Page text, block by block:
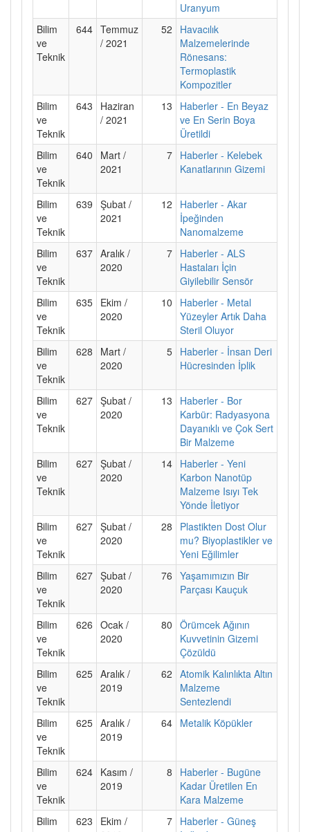
Uranyum
Bilim
ve
Teknik
644 Temmuz
/ 2021
52
Havacılık
Malzemelerinde
Rönesans:
Termoplastik
Kompozitler
Bilim
ve
Teknik
643
Haziran
/ 2021
13
Haberler - En Beyaz
ve En Serin Boya
Üretildi
Bilim
ve
Teknik
640
Mart /
2021
7 Haberler - Kelebek
Kanatlarının Gizemi
Bilim
ve
Teknik
639 Şubat /
2021
12
Haberler - Akar
İpeğinden
Nanomalzeme
Bilim
ve
Teknik
637 Aralık /
2020
7 Haberler - ALS
Hastaları İçin
Giyilebilir Sensör
Bilim
ve
Teknik
635 Ekim /
2020
10
Haberler - Metal
Yüzeyler Artık Daha
Steril Oluyor
Bilim
ve
Teknik
628
Mart /
2020
5 Haberler - İnsan Deri
Hücresinden İplik
Bilim
ve
Teknik
627 Şubat /
2020
13
Haberler - Bor
Karbür: Radyasyona
Dayanıklı ve Çok Sert
Bir Malzeme
Bilim
ve
Teknik
627 Şubat /
2020
14 Haberler - Yeni
Karbon Nanotüp
Malzeme Isıyı Tek
Yönde İletiyor
Bilim
ve
Teknik
627 Şubat /
2020
28
Plastikten Dost Olur
mu? Biyoplastikler ve
Yeni Eğilimler
Bilim
ve
Teknik
627 Şubat /
2020
76 Yaşamımızın Bir
Parçası Kauçuk
Bilim
ve
Teknik
626 Ocak /
2020
80 Örümcek Ağının
Kuvvetinin Gizemi
Çözüldü
Bilim
ve
Teknik
625 Aralık /
2019
62 Atomik Kalınlıkta Altın
Malzeme
Sentezlendi
Bilim
ve
Teknik
625 Aralık /
2019
64 Metalik Köpükler
Bilim
ve
Teknik
624 Kasım /
2019
8
Haberler - Bugüne
Kadar Üretilen En
Kara Malzeme
Bilim
623
Ekim /
7 Haberler - Güneş